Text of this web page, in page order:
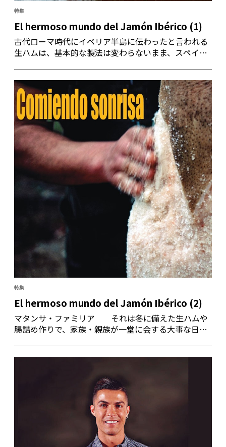
特集
El hermoso mundo del Jamón Ibérico (1)
古代ローマ時代にイベリア半島に伝わったと言われる
生ハムは、基本的な製法は変わらないまま、スペイン
特集
El hermoso mundo del Jamón Ibérico (2)
マタンサ・ファミリア それは冬に備えた生ハムや
腸詰め作りで、家族・親族が一堂に会する大事な日。